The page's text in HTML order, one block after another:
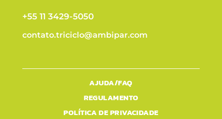
+55 11 3429-5050
contato.triciclo@ambipar.com
AJUDA/FAQ
REGULAMENTO
POLÍTICA DE PRIVACIDADE